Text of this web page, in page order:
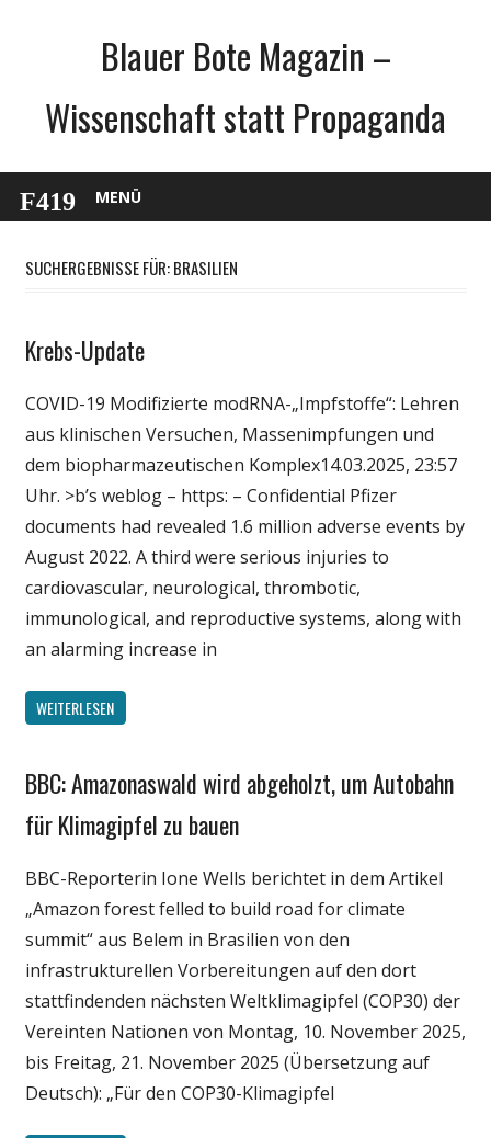
Blauer Bote Magazin –
Wissenschaft statt Propaganda
MENÜ
SUCHERGEBNISSE FÜR:BRASILIEN
Gesellschaft
Politik
Wirtschaft
Wissenschaft
Krebs-Update
COVID-19 Modifizierte modRNA-„Impfstoffe“: Lehren
aus klinischen Versuchen, Massenimpfungen und
dem biopharmazeutischen Komplex14.03.2025, 23:57
Uhr. >b’s weblog – https: – Confidential Pfizer
documents had revealed 1.6 million adverse events by
August 2022. A third were serious injuries to
cardiovascular, neurological, thrombotic,
immunological, and reproductive systems, along with
an alarming increase in
WEITERLESEN
Gesellschaft
Medien
Wirtschaft
Wissenschaft
BBC: Amazonaswald wird abgeholzt, um Autobahn
für Klimagipfel zu bauen
BBC-Reporterin Ione Wells berichtet in dem Artikel
„Amazon forest felled to build road for climate
summit“ aus Belem in Brasilien von den
infrastrukturellen Vorbereitungen auf den dort
stattfindenden nächsten Weltklimagipfel (COP30) der
Vereinten Nationen von Montag, 10. November 2025,
bis Freitag, 21. November 2025 (Übersetzung auf
Deutsch): „Für den COP30-Klimagipfel